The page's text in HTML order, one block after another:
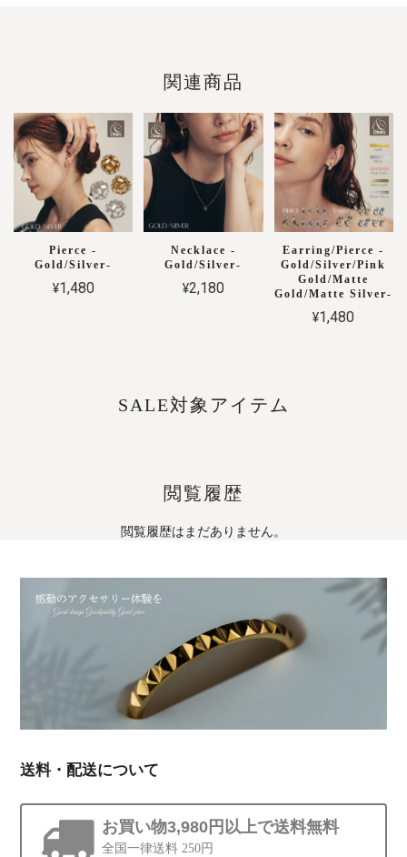
関連商品
Pierce -
Gold/Silver-
¥1,480
Necklace -
Gold/Silver-
¥2,180
Earring/Pierce -
Gold/Silver/Pink
Gold/Matte
Gold/Matte Silver-
¥1,480
SALE対象アイテム
閲覧履歴
閲覧履歴はまだありません。
送料・配送について
お買い物3,980円以上で送料無料
全国一律送料 250円